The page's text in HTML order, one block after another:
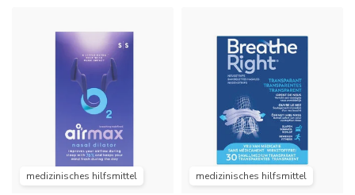
medizinisches hilfsmittel medizinisches hilfsmittel